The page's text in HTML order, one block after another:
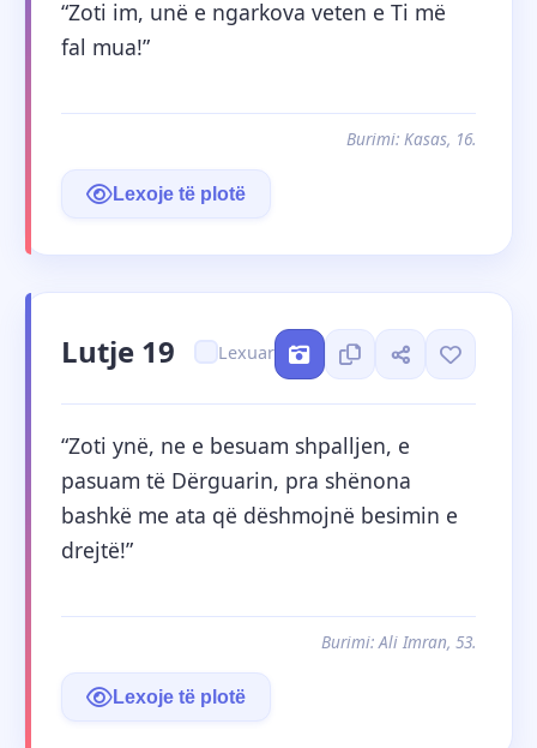
“Zoti im, unë e ngarkova veten e Ti më
fal mua!”
Burimi: Kasas, 16.
Lexoje të plotë
Lutje 19 Lexuar
“Zoti ynë, ne e besuam shpalljen, e
pasuam të Dërguarin, pra shënona
bashkë me ata që dëshmojnë besimin e
drejtë!”
Burimi: Ali Imran, 53.
Lexoje të plotë